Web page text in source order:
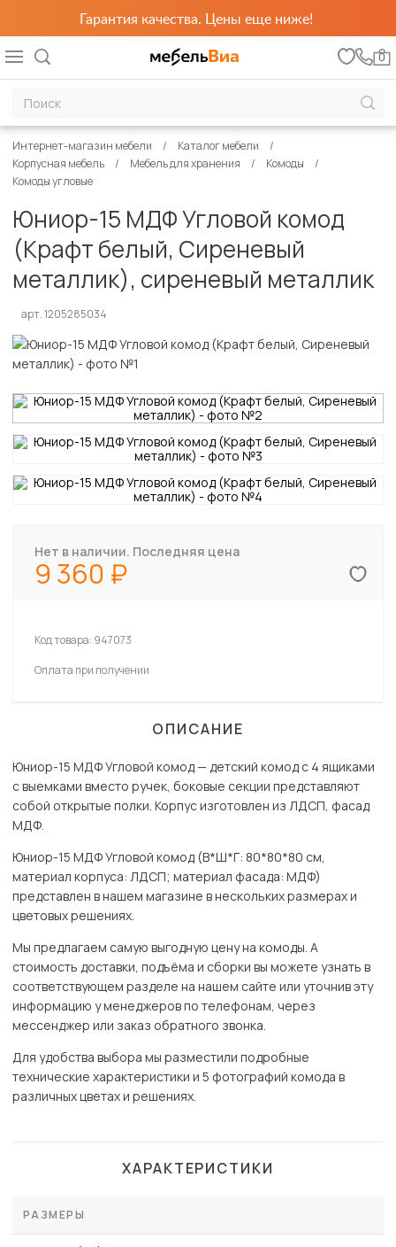
Гарантия качества. Цены еще ниже!
0
Интернет-магазин мебели
Каталог мебели
Корпусная мебель
Мебель для хранения
Комоды
Комоды угловые
Юниор-15 МДФ Угловой комод
(Крафт белый, Сиреневый
металлик), сиреневый металлик
арт. 1205285034
Нет в наличии. Последняя цена
9 360
Код товара: 947073
Оплата при получении
ОПИСАНИЕ
Юниор-15 МДФ Угловой комод — детский комод с 4 ящиками
с выемками вместо ручек, боковые секции представляют
собой открытые полки. Корпус изготовлен из ЛДСП, фасад
МДФ.
Юниор-15 МДФ Угловой комод (В*Ш*Г: 80*80*80 см,
материал корпуса: ЛДСП; материал фасада: МДФ)
представлен в нашем магазине в нескольких размерах и
цветовых решениях.
Мы предлагаем самую выгодную цену на комоды. А
стоимость доставки, подъёма и сборки вы можете узнать в
соответствующем разделе на нашем сайте или уточнив эту
информацию у менеджеров по телефонам, через
мессенджер или заказ обратного звонка.
Для удобства выбора мы разместили подробные
технические характеристики и 5 фотографий комода в
различных цветах и решениях.
ХАРАКТЕРИСТИКИ
РАЗМЕРЫ